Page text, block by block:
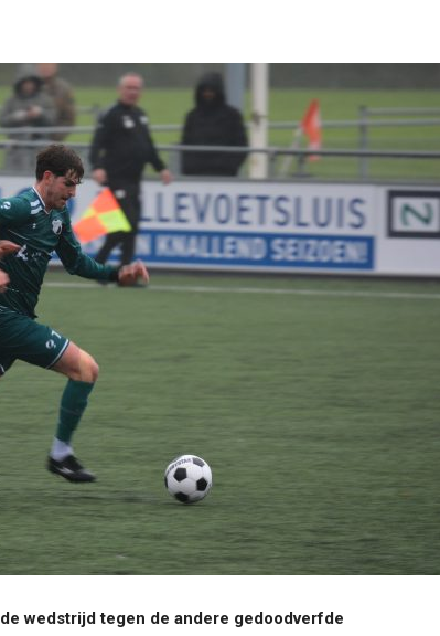
de wedstrijd tegen de andere gedoodverfde